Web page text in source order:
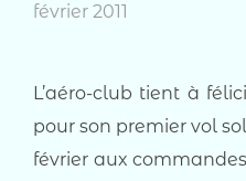
février 2011
L’aéro-club tient à
pour son premier vol
février aux